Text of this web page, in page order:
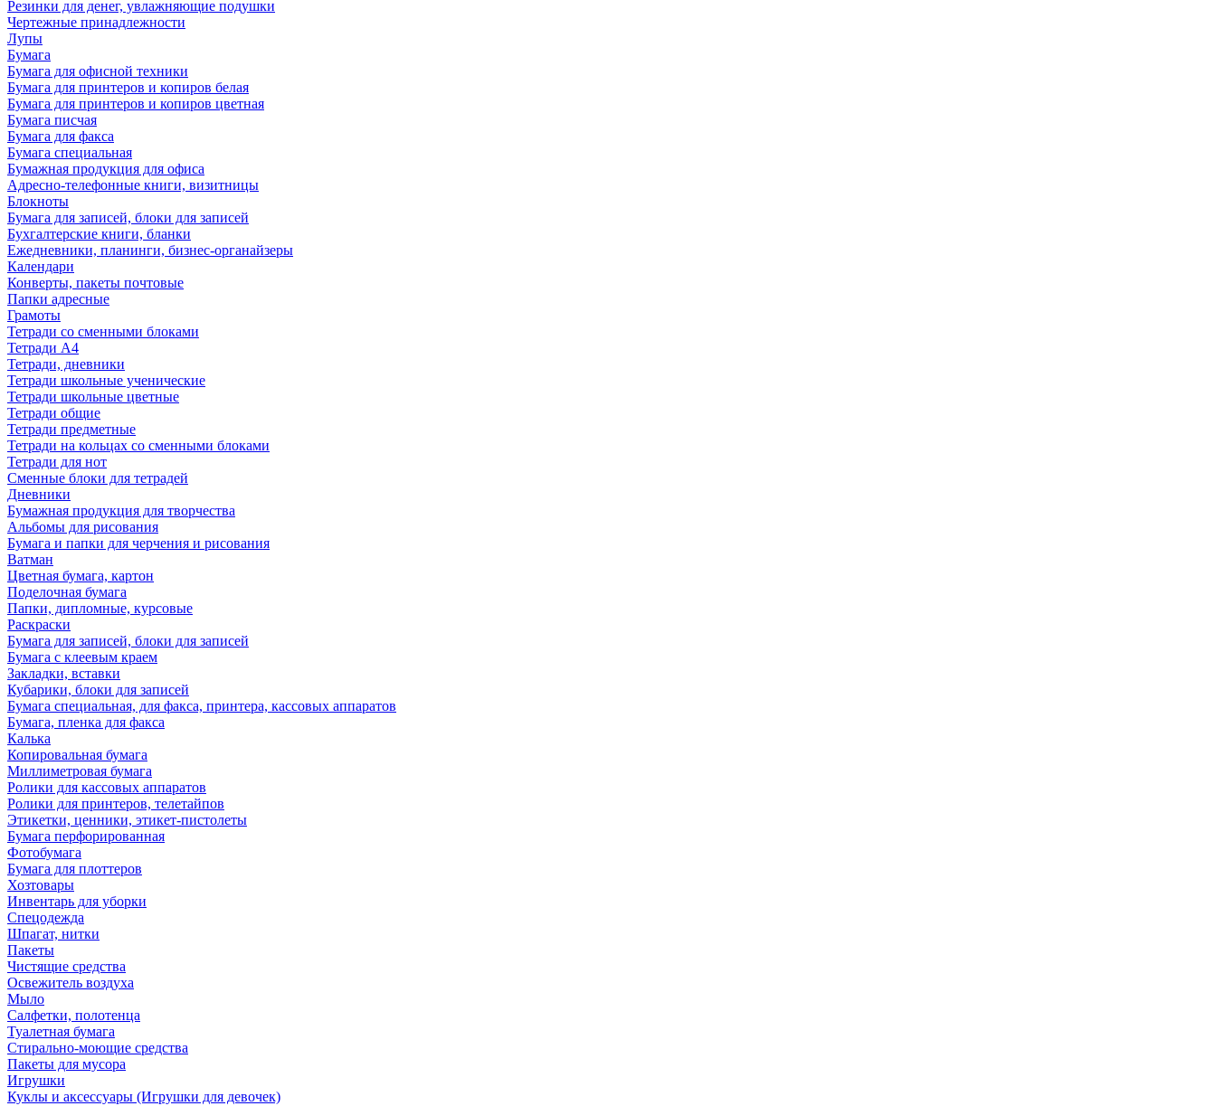
Резинки для денег, увлажняющие подушки
Чертежные принадлежности
Лупы
Бумага
Бумага для офисной техники
Бумага для принтеров и копиров белая
Бумага для принтеров и копиров цветная
Бумага писчая
Бумага для факса
Бумага специальная
Бумажная продукция для офиса
Адресно-телефонные книги, визитницы
Блокноты
Бумага для записей, блоки для записей
Бухгалтерские книги, бланки
Ежедневники, планинги, бизнес-органайзеры
Календари
Конверты, пакеты почтовые
Папки адресные
Грамоты
Тетради со сменными блоками
Тетради А4
Тетради, дневники
Тетради школьные ученические
Тетради школьные цветные
Тетради общие
Тетради предметные
Тетради на кольцах со сменными блоками
Тетради для нот
Сменные блоки для тетрадей
Дневники
Бумажная продукция для творчества
Альбомы для рисования
Бумага и папки для черчения и рисования
Ватман
Цветная бумага, картон
Поделочная бумага
Папки, дипломные, курсовые
Раскраски
Бумага для записей, блоки для записей
Бумага с клеевым краем
Закладки, вставки
Кубарики, блоки для записей
Бумага специальная, для факса, принтера, кассовых аппаратов
Бумага, пленка для факса
Калька
Копировальная бумага
Миллиметровая бумага
Ролики для кассовых аппаратов
Ролики для принтеров, телетайпов
Этикетки, ценники, этикет-пистолеты
Бумага перфорированная
Фотобумага
Бумага для плоттеров
Хозтовары
Инвентарь для уборки
Спецодежда
Шпагат, нитки
Пакеты
Чистящие средства
Освежитель воздуха
Мыло
Салфетки, полотенца
Туалетная бумага
Стирально-моющие средства
Пакеты для мусора
Игрушки
Куклы и аксессуары (Игрушки для девочек)